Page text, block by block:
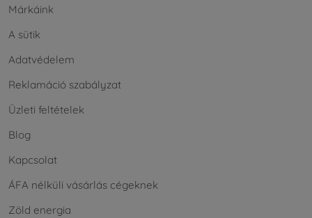
Márkáink
A sütik
Adatvédelem
Reklamáció szabályzat
Üzleti feltételek
Blog
Kapcsolat
ÁFA nélküli vásárlás cégeknek
Zöld energia